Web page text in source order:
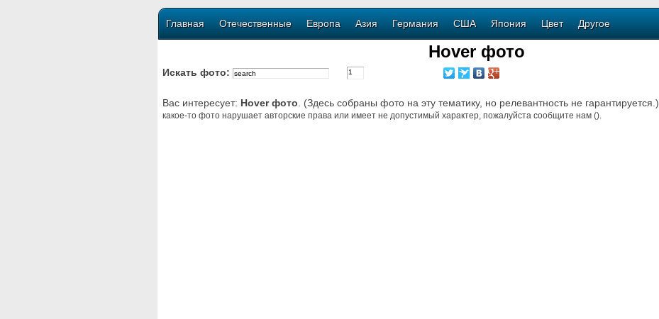
Главная Отечественные Европа Азия Германия США Япония Цвет Другое
Hover фото
Искать фото:
Вас интересует: Hover фото . (Здесь собраны фото на эту тематику, но релевантность не гарантируется.)
какое-то фото нарушает авторские права или имеет не допустимый характер, пожалуйста сообщите нам ().